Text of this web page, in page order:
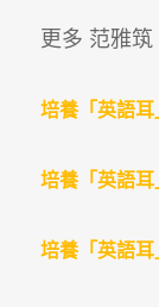
更多 范雅筑
培養「英語
培養「英語
培養「英語